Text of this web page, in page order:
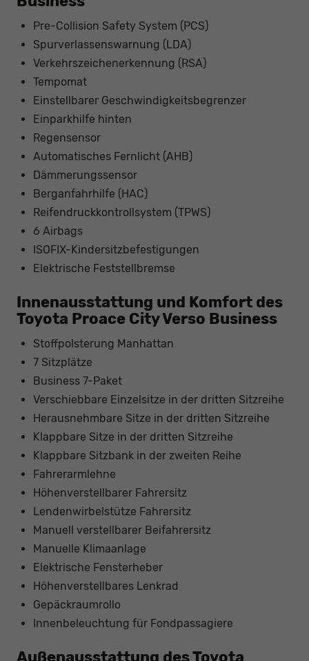
Pre-Collision Safety System (PCS)
Spurverlassenswarnung (LDA)
Verkehrszeichenerkennung (RSA)
Tempomat
Einstellbarer Geschwindigkeitsbegrenzer
Einparkhilfe hinten
Regensensor
Automatisches Fernlicht (AHB)
Dämmerungssensor
Berganfahrhilfe (HAC)
Reifendruckkontrollsystem (TPWS)
6 Airbags
ISOFIX-Kindersitzbefestigungen
Elektrische Feststellbremse
Innenausstattung und Komfort des
Toyota Proace City Verso Business
Stoffpolsterung Manhattan
7 Sitzplätze
Business 7-Paket
Verschiebbare Einzelsitze in der dritten Sitzreihe
Herausnehmbare Sitze in der dritten Sitzreihe
Klappbare Sitze in der dritten Sitzreihe
Klappbare Sitzbank in der zweiten Reihe
Fahrerarmlehne
Höhenverstellbarer Fahrersitz
Lendenwirbelstütze Fahrersitz
Manuell verstellbarer Beifahrersitz
Manuelle Klimaanlage
Elektrische Fensterheber
Höhenverstellbares Lenkrad
Gepäckraumrollo
Innenbeleuchtung für Fondpassagiere
Außenausstattung des Toyota